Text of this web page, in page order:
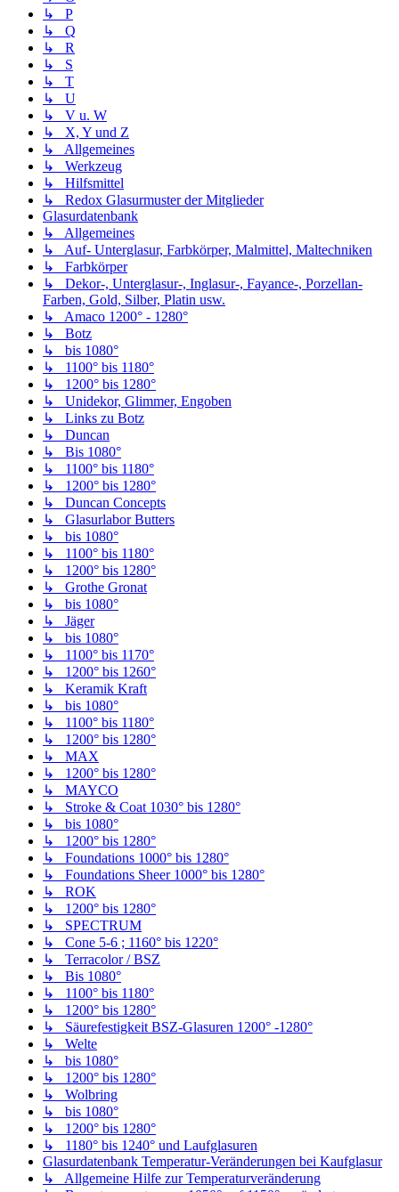
↳ P
↳ Q
↳ R
↳ S
↳ T
↳ U
↳ V u. W
↳ X, Y und Z
↳ Allgemeines
↳ Werkzeug
↳ Hilfsmittel
↳ Redox Glasurmuster der Mitglieder
Glasurdatenbank
↳ Allgemeines
↳ Auf- Unterglasur, Farbkörper, Malmittel, Maltechniken
↳ Farbkörper
↳ Dekor-, Unterglasur-, Inglasur-, Fayance-, Porzellan-
Farben, Gold, Silber, Platin usw.
↳ Amaco 1200° - 1280°
↳ Botz
↳ bis 1080°
↳ 1100° bis 1180°
↳ 1200° bis 1280°
↳ Unidekor, Glimmer, Engoben
↳ Links zu Botz
↳ Duncan
↳ Bis 1080°
↳ 1100° bis 1180°
↳ 1200° bis 1280°
↳ Duncan Concepts
↳ Glasurlabor Butters
↳ bis 1080°
↳ 1100° bis 1180°
↳ 1200° bis 1280°
↳ Grothe Gronat
↳ bis 1080°
↳ Jäger
↳ bis 1080°
↳ 1100° bis 1170°
↳ 1200° bis 1260°
↳ Keramik Kraft
↳ bis 1080°
↳ 1100° bis 1180°
↳ 1200° bis 1280°
↳ MAX
↳ 1200° bis 1280°
↳ MAYCO
↳ Stroke & Coat 1030° bis 1280°
↳ bis 1080°
↳ 1200° bis 1280°
↳ Foundations 1000° bis 1280°
↳ Foundations Sheer 1000° bis 1280°
↳ ROK
↳ 1200° bis 1280°
↳ SPECTRUM
↳ Cone 5-6 ; 1160° bis 1220°
↳ Terracolor / BSZ
↳ Bis 1080°
↳ 1100° bis 1180°
↳ 1200° bis 1280°
↳ Säurefestigkeit BSZ-Glasuren 1200° -1280°
↳ Welte
↳ bis 1080°
↳ 1200° bis 1280°
↳ Wolbring
↳ bis 1080°
↳ 1200° bis 1280°
↳ 1180° bis 1240° und Laufglasuren
Glasurdatenbank Temperatur-Veränderungen bei Kaufglasur
↳ Allgemeine Hilfe zur Temperaturveränderung